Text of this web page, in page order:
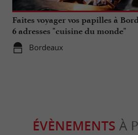
Faites voyager vos papilles à
6 adresses "cuisine du monde"
Bordeaux
ÉVÈNEMENTS À